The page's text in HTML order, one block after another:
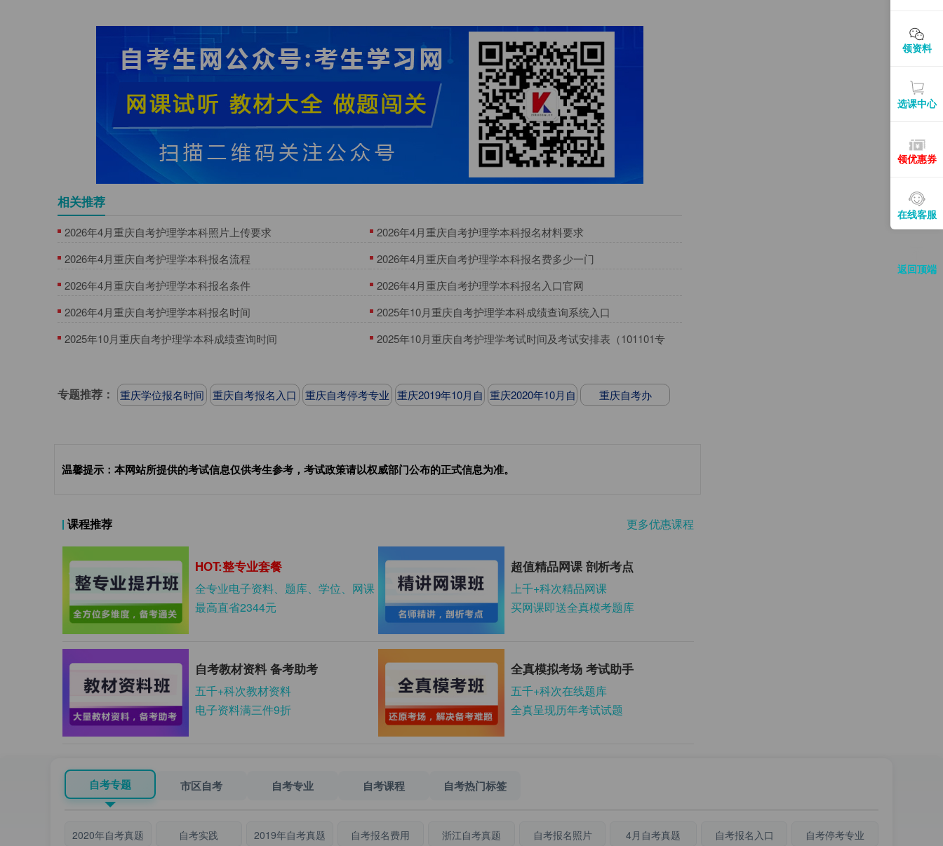
相关推荐
2026年4月重庆自考护理学本科照片上传要求
2026年4月重庆自考护理学本科报名材料要求
​2026年4月重庆自考护理学本科报名流程
​2026年4月重庆自考护理学本科报名费多少一门
​2026年4月重庆自考护理学本科报名条件
​2026年4月重庆自考护理学本科报名入口官网
2026年4月重庆自考护理学本科报名时间
2025年10月重庆自考护理学本科成绩查询系统入口
​2025年10月重庆自考护理学本科成绩查询时间
2025年10月重庆自考护理学考试时间及考试安排表（101101专
专题推荐： 重庆学位报名时间 重庆自考报名入口 重庆自考停考专业 重庆2019年10月自 重庆2020年10月自
重庆自考办
温馨提示：本网站所提供的考试信息仅供考生参考，考试政策请以权威部门公布的正式信息为准。
更多优惠课程
课程推荐
HOT:整专业套餐
全专业电子资料、题库、学位、网课
最高直省2344元
超值精品网课 剖析考点
上千+科次精品网课
买网课即送全真模考题库
自考教材资料 备考助考
五千+科次教材资料
电子资料满三件9折
全真模拟考场 考试助手
五千+科次在线题库
全真呈现历年考试试题
自考专题 市区自考 自考专业 自考课程 自考热门标签
2020年自考真题 自考实践 2019年自考真题 自考报名费用 浙江自考真题 自考报名照片 4月自考真题 自考报名入口 自考停考专业
领资料
选课中心
领优惠券
在线客服
返回顶端